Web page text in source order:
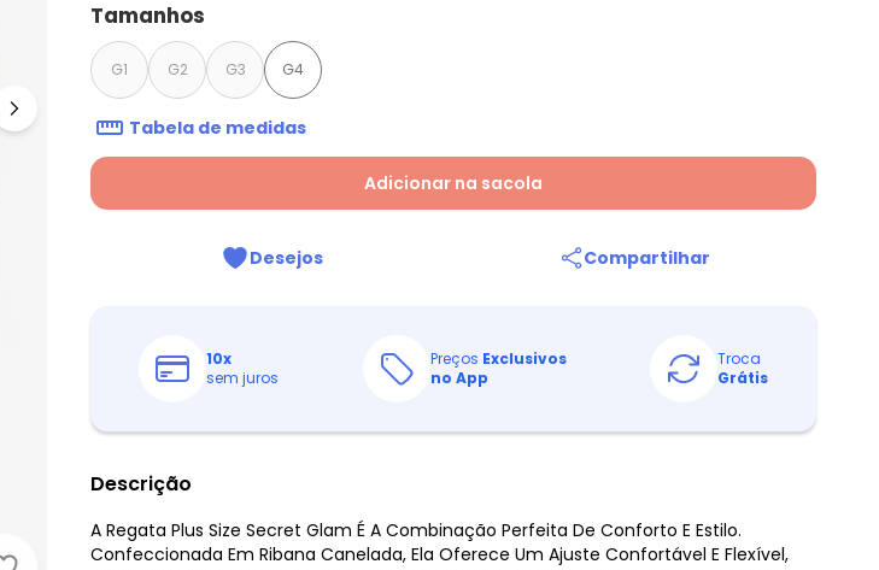
Tamanhos
G1 G2 G3 G4
Tabela de medidas
Adicionar na sacola
Desejos Compartilhar
10x
sem juros
Preços Exclusivos
no App
Troca
Grátis
Descrição
A Regata Plus Size Secret Glam É A Combinação Perfeita De Conforto E Estilo.
Confeccionada Em Ribana Canelada, Ela Oferece Um Ajuste Confortável E Flexível,